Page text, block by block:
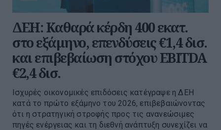
ΔΕΗ: Καθαρά κέρδη 400 εκατ.
στο εξάμηνο, επενδύσεις €1,4 δισ.
και επιβεβαίωση στόχου EBITDA
€2,4 δισ.
Ισχυρές οικονομικές επιδόσεις κατέγραψε η ΔΕΗ
κατά το πρώτο εξάμηνο του 2026, επιβεβαιώνοντας
ότι η στρατηγική στροφής προς τις ανανεώσιμες
πηγές ενέργειας και τη διεθνή ανάπτυξη συνεχίζει να